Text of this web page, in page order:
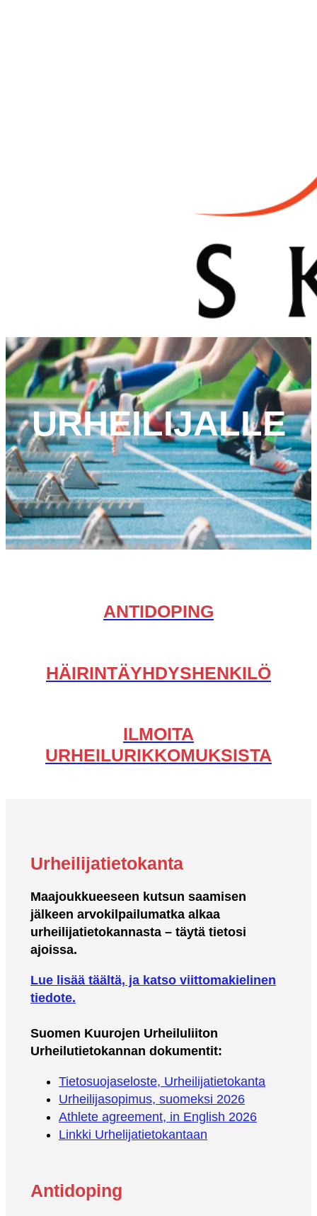
URHEILIJALLE
ANTIDOPING
HÄIRINTÄYHDYSHENKILÖ
ILMOITA
URHEILURIKKOMUKSISTA
Urheilijatietokanta
Maajoukkueeseen kutsun saamisen
jälkeen arvokilpailumatka alkaa
urheilijatietokannasta – täytä tietosi
ajoissa.
Lue lisää täältä, ja katso viittomakielinen
tiedote.
Suomen Kuurojen Urheiluliiton
Urheilutietokannan dokumentit:
Tietosuojaseloste, Urheilijatietokanta
Urheilijasopimus, suomeksi 2026
Athlete agreement, in English 2026
Linkki Urhelijatietokantaan
Antidoping